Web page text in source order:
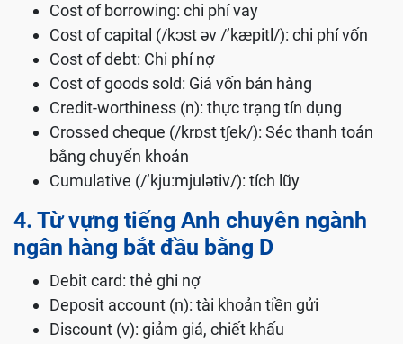
Cost of borrowing: chi phí vay
Cost of capital (/kɔst əv /’kæpitl/): chi phí vốn
Cost of debt: Chi phí nợ
Cost of goods sold: Giá vốn bán hàng
Credit-worthiness (n): thực trạng tín dụng
Crossed cheque (/krɒst tʃek/): Séc thanh toán
bằng chuyển khoản
Cumulative (/’kju:mjulətiv/): tích lũy
4. Từ vựng tiếng Anh chuyên ngành
ngân hàng bắt đầu bằng D
Debit card: thẻ ghi nợ
Deposit account (n): tài khoản tiền gửi
Discount (v): giảm giá, chiết khấu